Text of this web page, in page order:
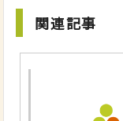
関連記事